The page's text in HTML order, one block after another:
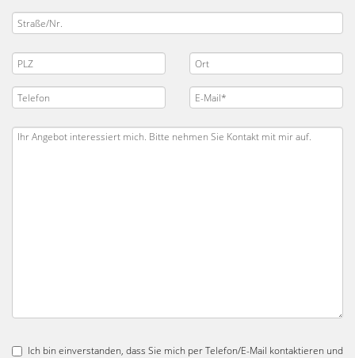
Ich bin einverstanden, dass Sie mich per Telefon/E-Mail kontaktieren und